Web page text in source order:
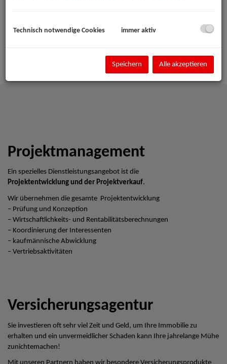
Projektmanagement
Ein spezielles Dienstleistungsangebot ist die
Projektentwicklung und der Projektverkauf.
Wir übernehmen die gesamte Projektentwicklung
– Prüfung und Konzeption
– Wirtschaftlichkeits- und Rentabilitätsberechnungen
– Koordinierung der Interessenten
– kaufmännische Abwicklung
– Vertriebsaktivitäten
Versicherungsagentur
Sie investieren oft sehr viel Zeit und Geld, um Ihre Immobilie zu
erhalten und ein unvermeidlicher Schaden kann Ihre jahrelange Mühe
zunichtemachen!
Technisch notwendige Cookies immer aktiv
Speichern Alle akzeptieren